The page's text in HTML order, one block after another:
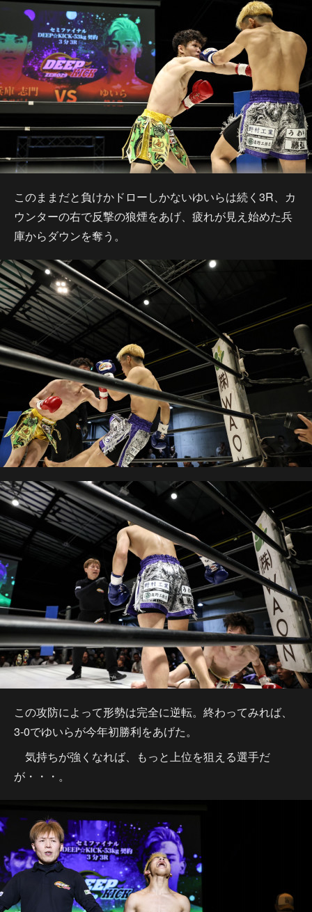
このままだと負けかドローしかないゆいらは続く3R、カ
ウンターの右で反撃の狼煙をあげ、疲れが見え始めた兵
庫からダウンを奪う。
この攻防によって形勢は完全に逆転。終わってみれば、
3-0でゆいらが今年初勝利をあげた。
気持ちが強くなれば、もっと上位を狙える選手だ
が・・・。